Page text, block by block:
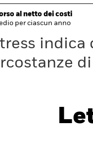
al netto dei costi
per ciascun anno